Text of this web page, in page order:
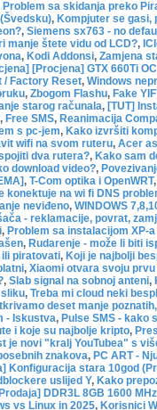
Problem sa skidanja preko
, Kompjuter se gasi,
, Siemens sx763 - no
manje štete vidu od LCD?,
, Kodi Addonsi, Zamjena
[Procjena] GTX 660Ti
/ Factory Reset, Windows
, Zbogom Flashu, Fake
starog računala, [TUT]
, Free SMS, Reanimacija
s pc-jem, Kako izvršiti
wifi na svom ruteru, Acer
dva rutera?, Kako sam
download video?,
, T-Com optika i OpenWRT,
konektuje na wi fi DNS
neviđeno, WINDOWS
- reklamacije, povrat,
, Problem sa instalacijom XP-
, Rudarenje - može li biti
ili piratovati, Koji je najbolji
, Xiaomi otvara svoju
, Slab signal na sobnoj anteni,
sliku, Treba mi cloud neki
deset manje
- Iskustva, Pulse SMS - kako
i koje su najbolje kripto,
je novi "kralj YouTubea" s
znakova, PC ART -
Konfiguracija stara 10god
uslijed Y, Kako
DDR3L 8GB 1600 MHz
vs Linux in 2025, Korisnici